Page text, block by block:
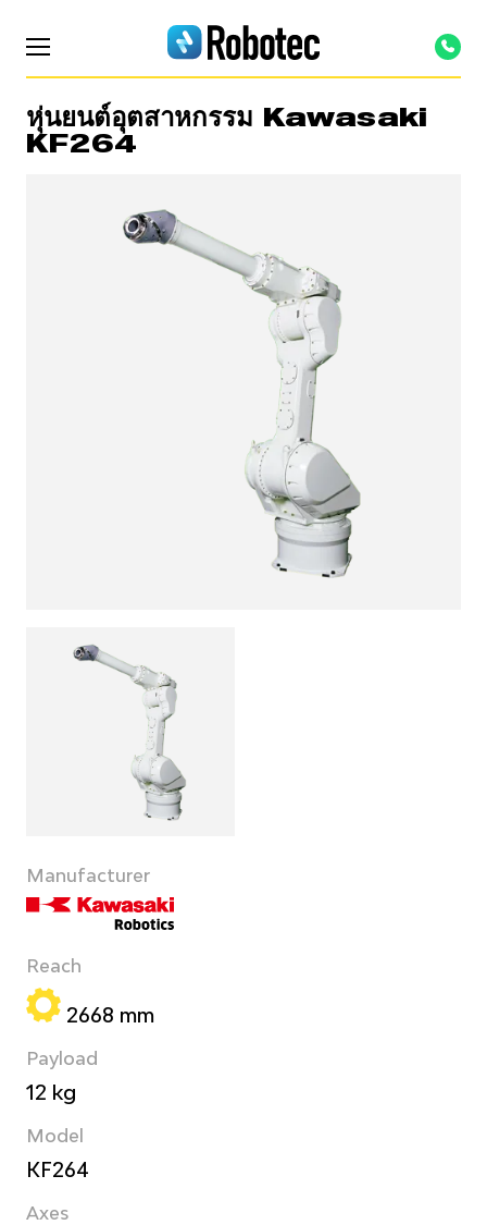
หุ่นยนต์อุตสาหกรรม Kawasaki
KF264
Manufacturer
Reach
2668 mm
Payload
12 kg
Model
KF264
Axes